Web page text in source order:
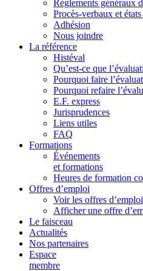
Règlements généraux
Procès-verbaux et
Adhésion
Nous joindre
La référence
Histéval
Qu’est-ce que
Pourquoi faire
Pourquoi refaire
E.F. express
Jurisprudences
Liens utiles
FAQ
Formations
Événements
et formations
Heures de formation
Offres d’emploi
Voir les offres d’emploi
Afficher une offre
Le faisceau
Actualités
Nos partenaires
Espace
membre